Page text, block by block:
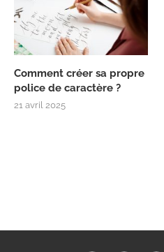
Comment créer sa propre
police de caractère ?
21 avril 2025